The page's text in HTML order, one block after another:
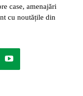
case, amenajări
cu noutățile din